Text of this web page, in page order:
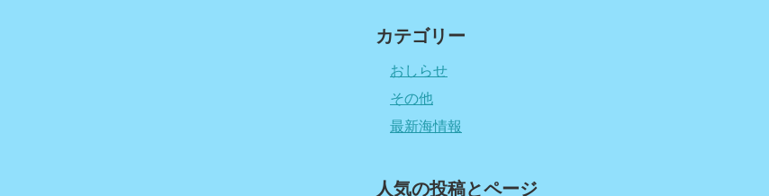
カテゴリー
おしらせ
その他
最新海情報
人気の投稿とページ